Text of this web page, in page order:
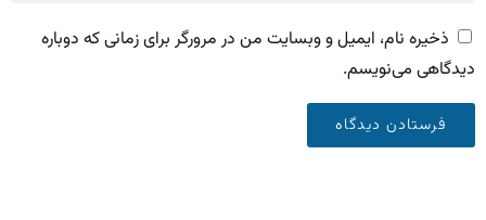
ذخیره نام، ایمیل و وبسایت من در مرورگر برای زمانی که دوباره
دیدگاهی می‌نویسم.